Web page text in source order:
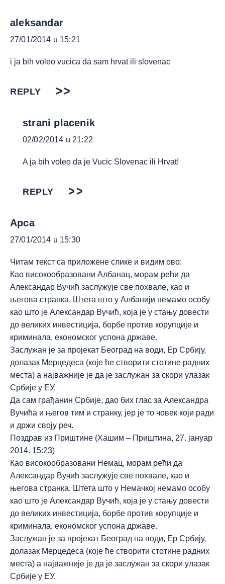
aleksandar
27/01/2014 u 15:21
i ja bih voleo vucica da sam hrvat ili slovenac
REPLY
strani placenik
02/02/2014 u 21:22
A ja bih voleo da je Vucic Slovenac ili Hrvat!
REPLY
Арса
27/01/2014 u 15:30
Читам текст са приложене слике и видим ово:
Као високообразовани Албанац, морам рећи да
Александар Вучић заслужује све похвале, као и
његова странка. Штета што у Албанији немамо особу
као што је Александар Вучић, која је у стању довести
до великих инвестиција, борбе против корупције и
криминала, економског успона државе.
Заслужан је за пројекат Београд на води, Ер Србију,
долазак Мерцедеса (које ће створити стотине радних
места) а најважније је да је заслужан за скори улазак
Србије у ЕУ.
Да сам грађанин Србије, дао бих глас за Александра
Вучића и његов тим и странку, јер је то човек који ради
и држи своју реч.
Поздрав из Приштине (Хашим – Приштина, 27. јануар
2014. 15:23)
Као високообразовани Немац, морам рећи да
Александар Вучић заслужује све похвале, као и
његова странка. Штета што у Немачкој немамо особу
као што је Александар Вучић, која је у стању довести
до великих инвестиција, борбе против корупције и
криминала, економског успона државе.
Заслужан је за пројекат Београд на води, Ер Србију,
долазак Мерцедеса (које ће створити стотине радних
места) а најважније је да је заслужан за скори улазак
Србије у ЕУ.